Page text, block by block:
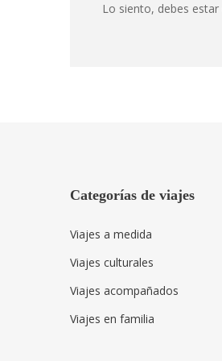
Montes
Montes
11-
Adventure
Lo siento, debes estar
Categorías de viajes
Viajes a medida
Viajes culturales
Viajes acompañados
Viajes en familia